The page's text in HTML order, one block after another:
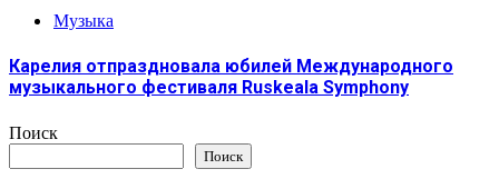
Музыка
Карелия отпраздновала юбилей Международного
музыкального фестиваля Ruskeala Symphony
Поиск
Поиск